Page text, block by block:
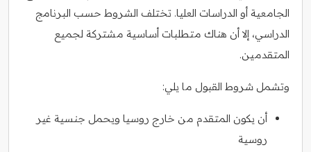
الجامعية أو الدراسات العليا. تختلف الشروط حسب البرنامج
الدراسي، إلا أن هناك متطلبات أساسية مشتركة لجميع
المتقدمين.
وتشمل شروط القبول ما يلي:
أن يكون المتقدم من خارج روسيا ويحمل جنسية غير
روسية